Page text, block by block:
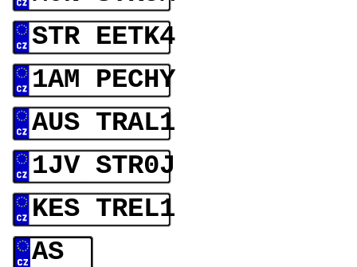
STR EETK4
1AM PECHY
AUS TRAL1
1JV STR0J
KES TREL1
AS